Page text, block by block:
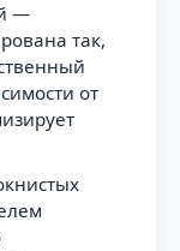
—
так,
от